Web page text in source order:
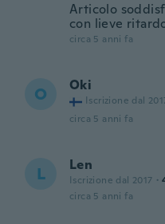
Articolo
con lieve
circa 5 anni fa
O Oki
Iscrizione dal
circa 5 anni fa
L Len
Iscrizione dal 2017 ·
circa 5 anni fa